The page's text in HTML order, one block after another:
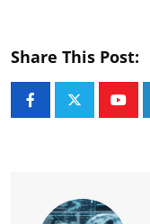
Share This Post: